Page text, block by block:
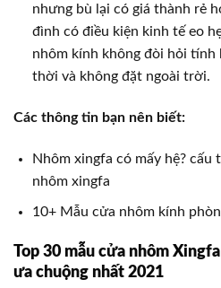
nhưng bù lại có giá thành rẻ
đình có điều kiện kinh tế eo
nhôm kính không đòi hỏi
thời và không đặt ngoài trời.
Các thông tin bạn nên biết:
Nhôm xingfa có mấy hệ? cấu
nhôm xingfa
10+ Mẫu cửa nhôm kính
Top 30 mẫu cửa nhôm
ưa chuộng nhất 2021